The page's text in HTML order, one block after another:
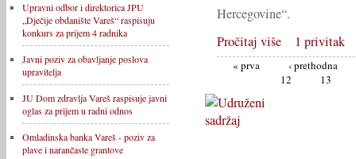
Upravni odbor i direktorica JPU
„Dječije obdanište Vareš“ raspisuju
konkurs za prijem 4 radnika
Javni poziv za obavljanje poslova
upravitelja
JU Dom zdravlja Vareš raspisuje javni
oglas za prijem u radni odnos
Omladinska banka Vareš - poziv za
plave i narančaste grantove
Hercegovine“.
Pročitaj više
1 privitak
« prva
‹ prethodna
12
13